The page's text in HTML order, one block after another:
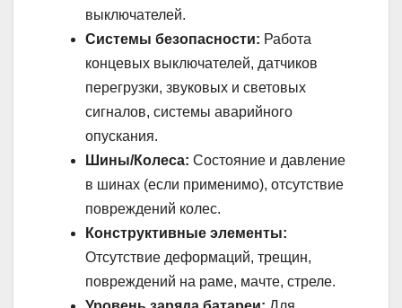
выключателей.
Системы безопасности: Работа
концевых выключателей, датчиков
перегрузки, звуковых и световых
сигналов, системы аварийного
опускания.
Шины/Колеса: Состояние и давление
в шинах (если применимо), отсутствие
повреждений колес.
Конструктивные элементы:
Отсутствие деформаций, трещин,
повреждений на раме, мачте, стреле.